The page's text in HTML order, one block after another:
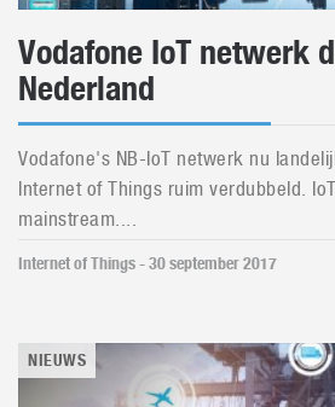
Vodafone IoT netwerk
Nederland
Vodafone's NB-IoT netwerk nu
Internet of Things ruim verdubbeld.
mainstream....
Internet of Things - 30 september 2017
NIEUWS